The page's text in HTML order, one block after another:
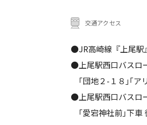
交通アクセス
●JR高崎線『上尾駅
●上尾駅西口バスロ
｢団地２-１８｣｢ア
●上尾駅西口バスロ
｢愛宕神社前｣下車